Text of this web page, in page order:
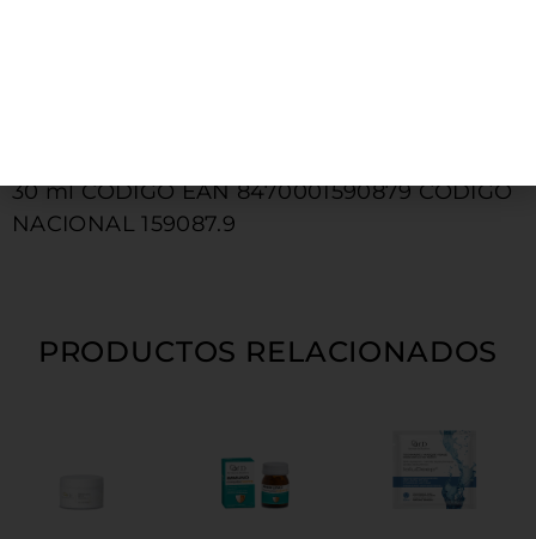
30 ml CODIGO EAN 8470001590879 CODIGO
NACIONAL 159087.9
PRODUCTOS RELACIONADOS